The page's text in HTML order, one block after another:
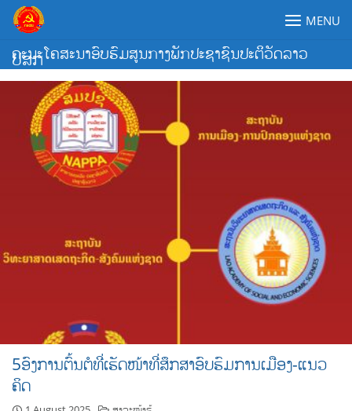
Skip
content
ຄະນະໂຄສະນາອົບຮົມສູນກາງພັກປະຊາຊົນປະຕິວັດລາວ
MENU
ປສກ
5ອົງການຕົ້ນຕໍທີ່ເຮັດໜ້າທີ່ສຶກສາອົບຮົມການເມືອງ-ແນວ
ຄິດ